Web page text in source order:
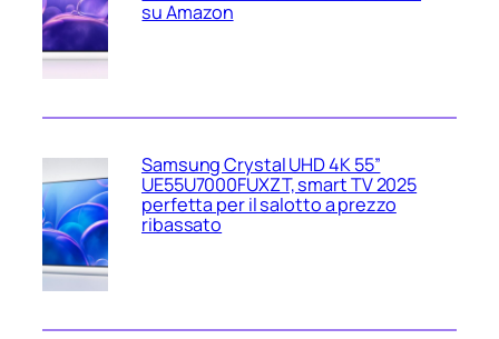
su Amazon
Samsung Crystal UHD 4K 55”
UE55U7000FUXZT, smart TV 2025
perfetta per il salotto a prezzo
ribassato